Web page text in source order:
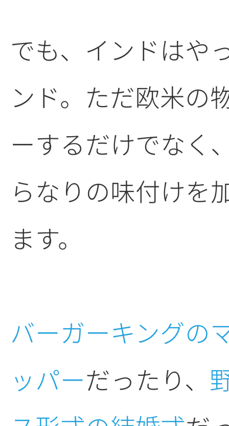
でも、インドはや
ンド。ただ欧米の
ーするだけでなく
らなりの味付けを
ます。
バーガーキングの
ッパーだったり、